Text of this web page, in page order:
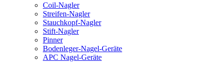
Coil-Nagler
Streifen-Nagler
Stauchkopf-Nagler
Stift-Nagler
Pinner
Bodenleger-Nagel-Geräte
APC Nagel-Geräte